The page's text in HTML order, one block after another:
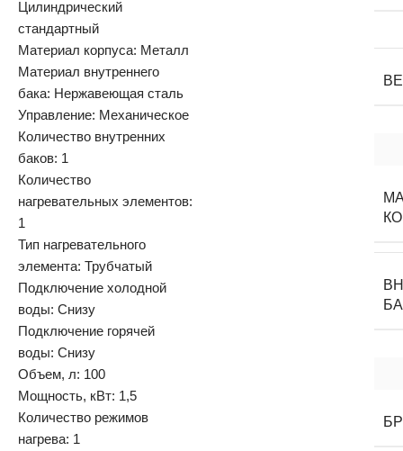
Цилиндрический
стандартный
Материал корпуса: Металл
Материал внутреннего
бака: Нержавеющая сталь
Управление: Механическое
Количество внутренних
баков: 1
Количество
нагревательных элементов:
1
Тип нагревательного
элемента: Трубчатый
Подключение холодной
воды: Снизу
Подключение горячей
воды: Снизу
Объем, л: 100
Мощность, кВт: 1,5
Количество режимов
нагрева: 1